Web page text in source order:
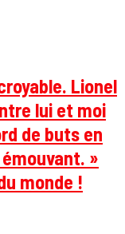
Lionel
lui et moi
de buts en
»
monde !